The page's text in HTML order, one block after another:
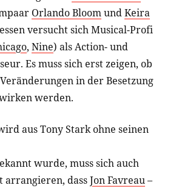
Orlando BloomundKeira
versucht sich Musical-Profi
, Nine) als Action- und
Es muss sich erst zeigen, ob
in der Besetzung
werden.
aus Tony Stark ohne seinen
wurde, muss sich auch
arrangieren, dassJon Favreau–